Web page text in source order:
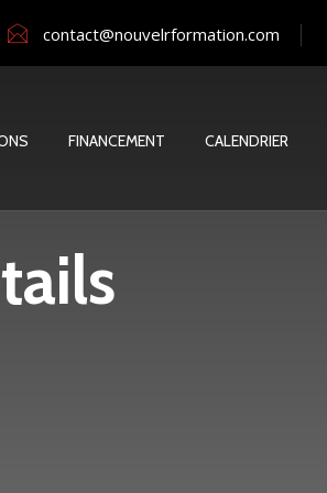
contact@nouvelrformation.com
FINANCEMENT CALENDRIER